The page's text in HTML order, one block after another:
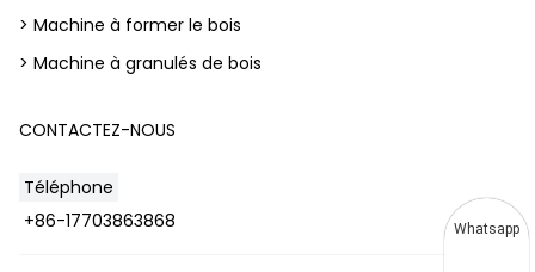
> Machine à former le bois
> Machine à granulés de bois
CONTACTEZ-NOUS
Téléphone
+86-17703863868
Whatsapp